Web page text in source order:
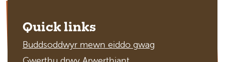
Quick links
Buddsoddwyr mewn eiddo gwag